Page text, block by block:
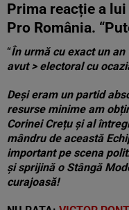
Prima reacție a
Pro România.
“În urmă cu exact un
avut > electoral cu
Deși eram un partid
resurse minime am
Corinei Crețu și al
mândru de această
important pe scena
și sprijină o Stângă
curajoasă!